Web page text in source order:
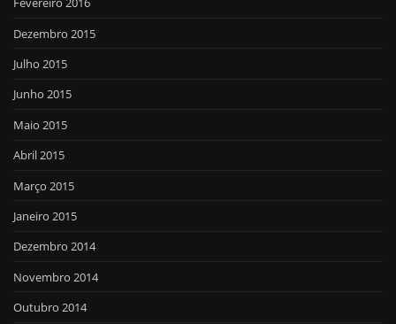
Dezembro 2015
Julho 2015
Junho 2015
Maio 2015
Abril 2015
Março 2015
Janeiro 2015
Dezembro 2014
Novembro 2014
Outubro 2014